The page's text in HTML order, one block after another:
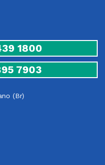
1800
7903
(Br)